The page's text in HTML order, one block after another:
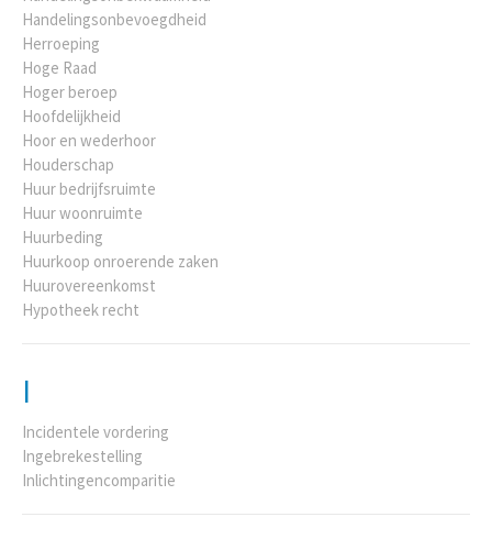
Handelingsonbevoegdheid
Herroeping
Hoge Raad
Hoger beroep
Hoofdelijkheid
Hoor en wederhoor
Houderschap
Huur bedrijfsruimte
Huur woonruimte
Huurbeding
Huurkoop onroerende zaken
Huurovereenkomst
Hypotheek recht
I
Incidentele vordering
Ingebrekestelling
Inlichtingencomparitie